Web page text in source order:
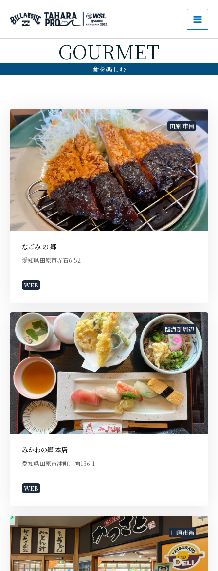
GOURMET
食を楽しむ
田原 市街
なごみ の 郷
愛知県田原市赤石6-52
WEB
臨海部周辺
みかわの郷 本店
愛知県田原市浦町川向136-1
WEB
田原市街